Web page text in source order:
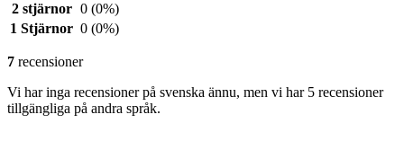
2 stjärnor 0 (0%)
1 Stjärnor 0 (0%)
7 recensioner
Vi har inga recensioner på svenska ännu, men vi har 5 recensioner
tillgängliga på andra språk.